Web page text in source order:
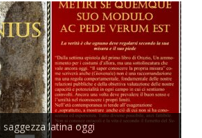
saggezza latina oggi